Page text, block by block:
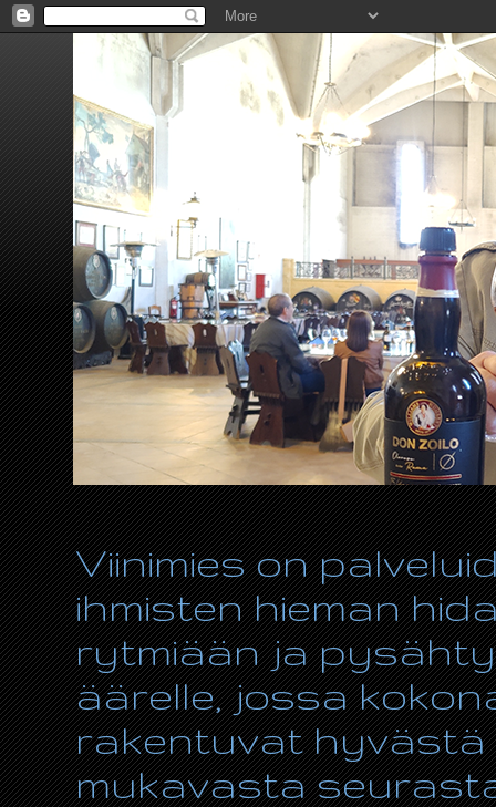
Viinimies on
ihmisten hieman
rytmiään ja
äärelle, jossa
rakentuvat hyvästä
mukavasta